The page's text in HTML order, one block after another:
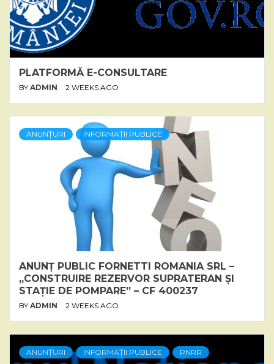
PLATFORMĂ E-CONSULTARE
BY ADMIN 2 WEEKS AGO
ANUNȚURI INFORMAȚII PUBLICE
ANUNȚ PUBLIC FORNETTI ROMANIA SRL –
„CONSTRUIRE REZERVOR SUPRATERAN ȘI
STAȚIE DE POMPARE” – CF 400237
BY ADMIN 2 WEEKS AGO
ANUNȚURI INFORMAȚII PUBLICE
PNRR